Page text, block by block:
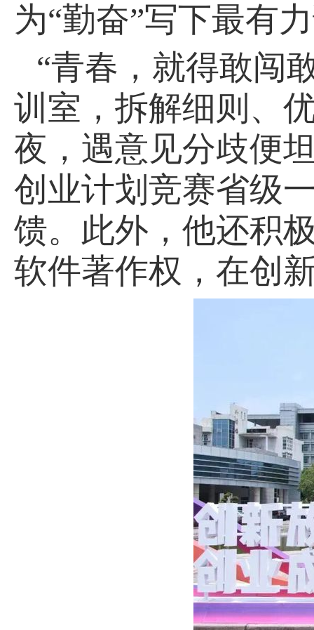
为“勤奋”写下最有
“青春，就得敢闯
训室，拆解细则、
夜，遇意见分歧便
创业计划竞赛省级
馈。此外，他还积
软件著作权，在创